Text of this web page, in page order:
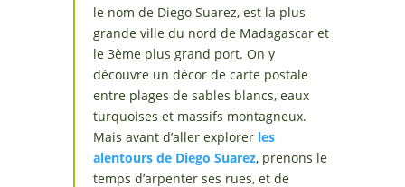
le nom de Diego Suarez, est la plus
grande ville du nord de Madagascar et
le 3ème plus grand port. On y
découvre un décor de carte postale
entre plages de sables blancs, eaux
turquoises et massifs montagneux.
Mais avant d’aller explorer les
alentours de Diego Suarez, prenons le
temps d’arpenter ses rues, et de